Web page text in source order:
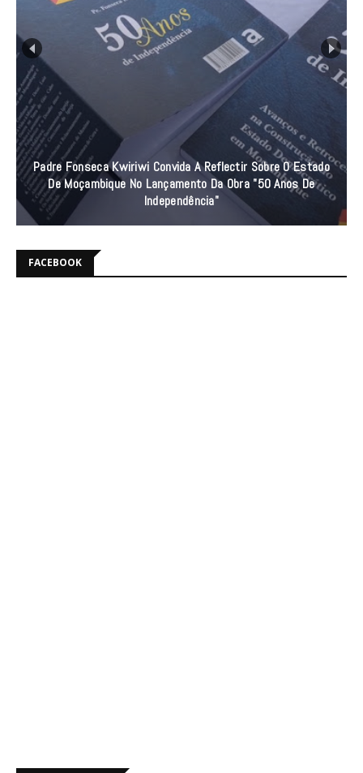
Padre Fonseca Kwiriwi Convida A Reflectir Sobre O Estado
De Moçambique No Lançamento Da Obra "50 Anos De
Independência"
FACEBOOK